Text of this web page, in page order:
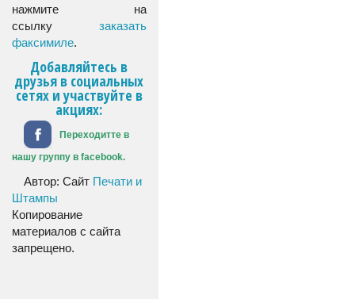
нажмите на
ссылку заказать
факсимиле.
Добавляйтесь в
друзья в социальных
сетях и участвуйте в
акциях:
Переходитте в
нашу группу в facebook.
Автор: Сайт Печати и
Штампы
Копирование
материалов с сайта
запрещено.